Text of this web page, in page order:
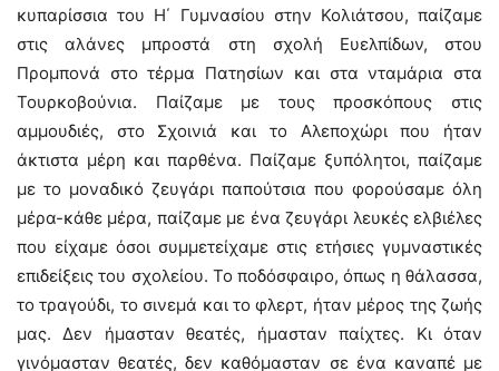
κυπαρίσσια του Η΄ Γυμνασίου στην Κολιάτσου, παίζαμε
στις αλάνες μπροστά στη σχολή Ευελπίδων, στου
Προμπονά στο τέρμα Πατησίων και στα νταμάρια στα
Τουρκοβούνια. Παίζαμε με τους προσκόπους στις
αμμουδιές, στο Σχοινιά και το Αλεποχώρι που ήταν
άκτιστα μέρη και παρθένα. Παίζαμε ξυπόλητοι, παίζαμε
με το μοναδικό ζευγάρι παπούτσια που φορούσαμε όλη
μέρα-κάθε μέρα, παίζαμε με ένα ζευγάρι λευκές ελβιέλες
που είχαμε όσοι συμμετείχαμε στις ετήσιες γυμναστικές
επιδείξεις του σχολείου. Το ποδόσφαιρο, όπως η θάλασσα,
το τραγούδι, το σινεμά και το φλερτ, ήταν μέρος της ζωής
μας. Δεν ήμασταν θεατές, ήμασταν παίχτες. Κι όταν
γινόμασταν θεατές, δεν καθόμασταν σε ένα καναπέ με